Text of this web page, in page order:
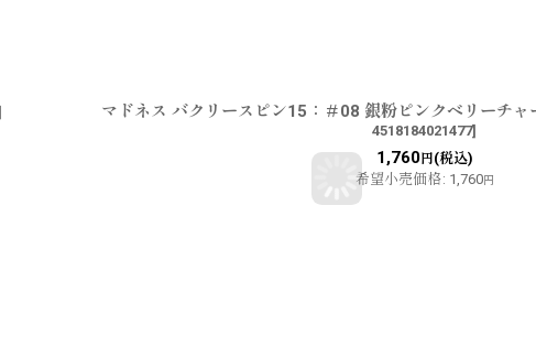
マドネス バクリースピン15：＃08 銀粉ピンクベリーチャ
4518184021477]
1,760円(税込)
希望小売価格: 1,760円